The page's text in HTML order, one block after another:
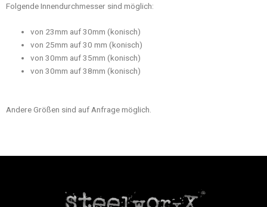
Folgende Innendurchmesser sind möglich:
von 23mm auf 30mm (konisch)
von 25mm auf 30 mm (konisch)
von 30mm auf 35mm (konisch)
von 30mm auf 38mm (konisch)
Andere Größen sind auf Anfrage möglich.